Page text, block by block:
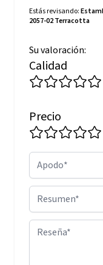
Estás revisando:
2057-02 Terracotta
Su valoración:
Calidad
Precio
Apodo
Resumen
Reseña